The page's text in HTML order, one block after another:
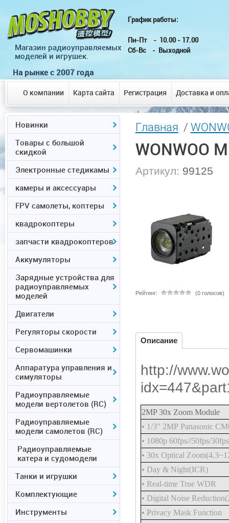
Магазин радиоуправляемых
моделей и игрушек.
На рынке с 2007 года
График работы: г.
Пн-Пт - 10.00 -
Сб-Вс - Выходной
О компании Карта сайта Регистрация Доставка и
Главная /
WONWOO
Артикул: 99125
Рейтинг: (0 голосов)
Описание
http://
2MP 30x Zoom Module
• 1/3" 2MP Panasonic
• 1080p 60fps//50fps/
• 30x Optical
• Day & Night(ICR)
• Real-time True WDR
• Digital Noise
• Privacy Mask Function
Новинки
Товары с большой
скидкой
Электронные стедикамы
камеры и аксессуары
FPV самолеты, коптеры
квадрокоптеры
запчасти квадрокоптеров
Аккумуляторы
Зарядные устройства для
радиоуправляемых
моделей
Двигатели
Регуляторы скорости
Сервомашинки
Аппаратура управления и
симуляторы
Радиоуправляемые
модели вертолетов (RC)
Радиоуправляемые
модели самолетов (RC)
Радиоуправляемые
катера и судомодели
Танки и игрушки
Комплектующие
Инструменты